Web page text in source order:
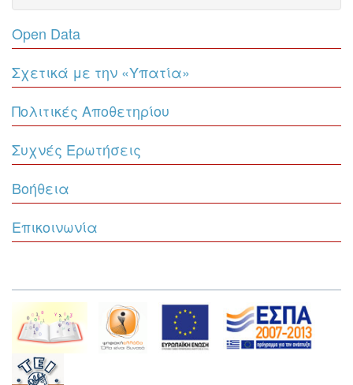
Open Data
Σχετικά με την «Υπατία»
Πολιτικές Αποθετηρίου
Συχνές Ερωτήσεις
Βοήθεια
Επικοινωνία